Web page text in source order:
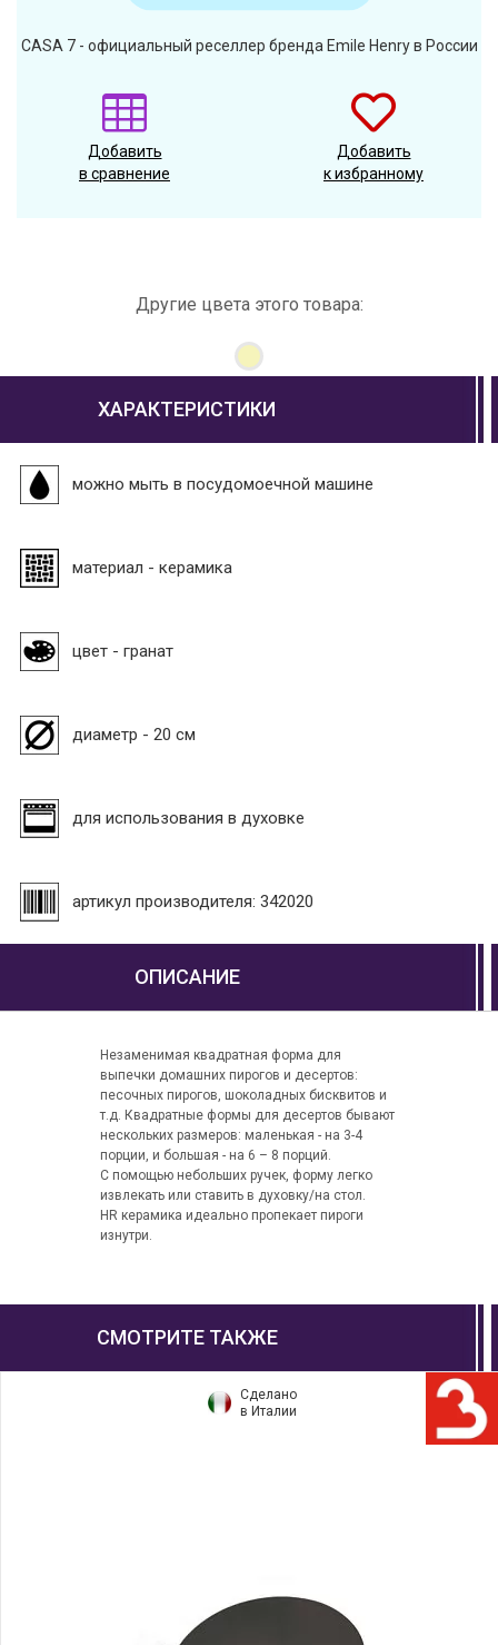
CASA 7 - официальный реселлер бренда Emile Henry в России
Добавить
в сравнение
Добавить
к избранному
Другие цвета этого товара:
ХАРАКТЕРИСТИКИ
можно мыть в посудомоечной машине
материал - керамика
цвет - гранат
диаметр - 20 см
для использования в духовке
артикул производителя: 342020
ОПИСАНИЕ
Незаменимая квадратная форма для
выпечки домашних пирогов и десертов:
песочных пирогов, шоколадных бисквитов и
т.д. Квадратные формы для десертов бывают
нескольких размеров: маленькая - на 3-4
порции, и большая - на 6 – 8 порций.
С помощью небольших ручек, форму легко
извлекать или ставить в духовку/на стол.
HR керамика идеально пропекает пироги
изнутри.
СМОТРИТЕ ТАКЖЕ
Сделано
в Италии